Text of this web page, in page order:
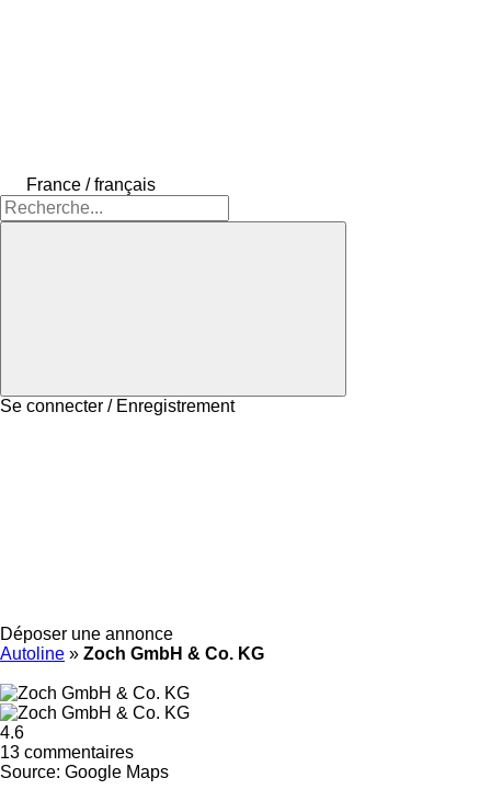
France / français
Se connecter / Enregistrement
Déposer une annonce
Autoline » Zoch GmbH & Co. KG
4.6
13 commentaires
Source: Google Maps